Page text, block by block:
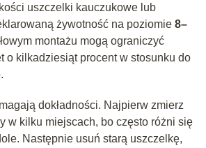
uszczelki kauczukowe lub
żywotność na poziomie 8–
montażu mogą ograniczyć
o kilkadziesiąt procent w stosunku do
dokładności. Najpierw zmierz
w kilku miejscach, bo często różni się
Następnie usuń starą uszczelkę,